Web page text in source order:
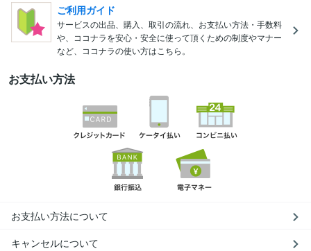
ご利用ガイド
サービスの出品、購入、取引の流れ、お支払い方法・手数料
や、ココナラを安心・安全に使って頂くための制度やマナー
など、ココナラの使い方はこちら。
お支払い方法
お支払い方法について
キャンセルについて